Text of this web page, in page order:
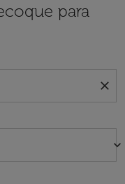
para
close
keyboard_arrow_down